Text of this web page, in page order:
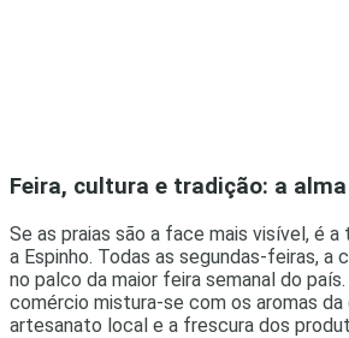
Feira, cultura e tradição: a
Se as praias são a face mais visível, é a
a Espinho. Todas as segundas-feiras, a
no palco da maior feira semanal do
comércio mistura-se com os aromas da
artesanato local e a frescura dos